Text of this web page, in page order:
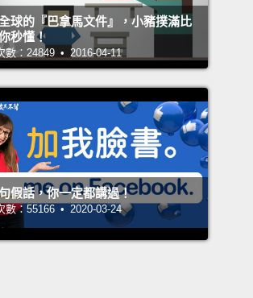
最後一個...喔!說的好像這會進榜
啊。「幫助他人」大概是不幸產生
人員的話。
that, they can't even believe it.
You gotta help people? Well,
But don't let it get in the way
It's about the money and the
and the prestige!"
會無法置信。他們會說：「啥毀？
球的『巴拿馬文件』，小豬撲滿比
秒懂！
數：24849 • 2016-04-11
假話，你一定都講過！
數：55166 • 2020-03-24